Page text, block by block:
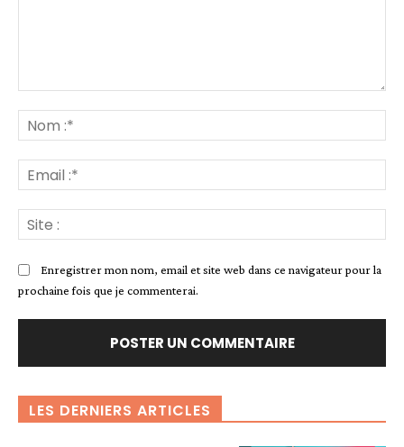
:*
:*
:
Enregistrer mon nom, email et site web dans ce navigateur pour la
prochaine fois que je commenterai.
LES DERNIERS ARTICLES